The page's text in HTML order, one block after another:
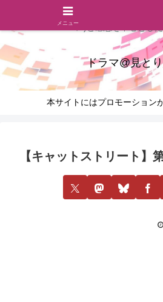
ドラマのシーンとセリフを切り取った
バレ)と感想を中心とし
ドラマ@見と
本サイトにはプロモーション
【キャットストリート】
メニュー